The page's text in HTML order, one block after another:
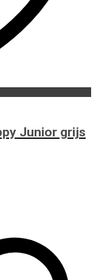
Junior grijs